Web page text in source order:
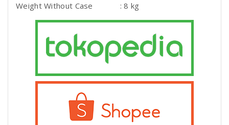
Weight Without Case : 8 kg